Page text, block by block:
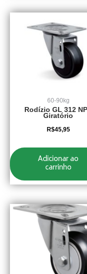
60-90kg
Rodízio GL 312
Giratório
R$45,95
Adicionar ao
carrinho